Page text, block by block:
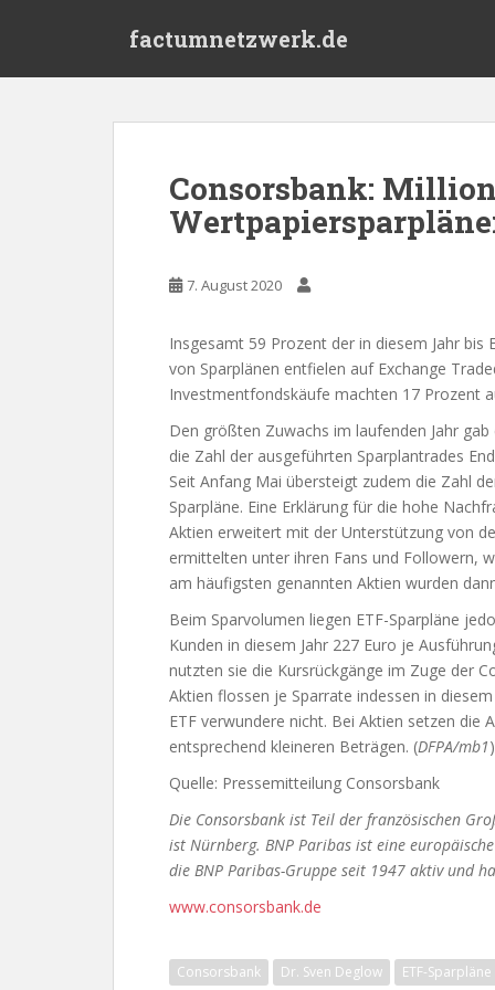
factumnetzwerk.de
Consorsbank:
7. August 2020
Insgesamt 59 Prozent der in diesem Jahr bis
von Sparplänen entfielen auf Exchange
Investmentfondskäufe machten 17 Prozent
Den größten Zuwachs im laufenden Jahr
die Zahl der ausgeführten Sparplantrades
Seit Anfang Mai übersteigt zudem die Zahl
Sparpläne. Eine Erklärung für die hohe
Aktien erweitert mit der Unterstützung von
ermittelten unter ihren Fans und Followern,
am häufigsten genannten Aktien wurden
Beim Sparvolumen liegen ETF-Sparpläne
Kunden in diesem Jahr 227 Euro je
nutzten sie die Kursrückgänge im Zuge der
Aktien flossen je Sparrate indessen in
ETF verwundere nicht. Bei Aktien setzen die
entsprechend kleineren Beträgen. (DFPA/mb1)
Quelle: Pressemitteilung Consorsbank
Die Consorsbank ist Teil der französischen
ist Nürnberg. BNP Paribas ist eine
die BNP Paribas-Gruppe seit 1947 aktiv und
www.consorsbank.de
Consorsbank Dr. Sven Deglow ETF-Sparpläne